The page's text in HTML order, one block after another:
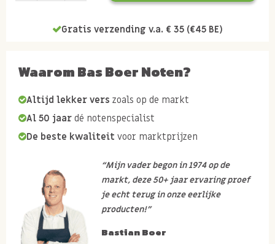
Gratis verzending v.a. € 35 (€45 BE)
Waarom Bas Boer Noten?
Altijd lekker vers zoals op de markt
Al 50 jaar dé notenspecialist
De beste kwaliteit voor marktprijzen
“Mijn vader begon in 1974 op de
markt, deze 50+ jaar ervaring proef
je echt terug in onze eerlijke
producten!”
Bastian Boer